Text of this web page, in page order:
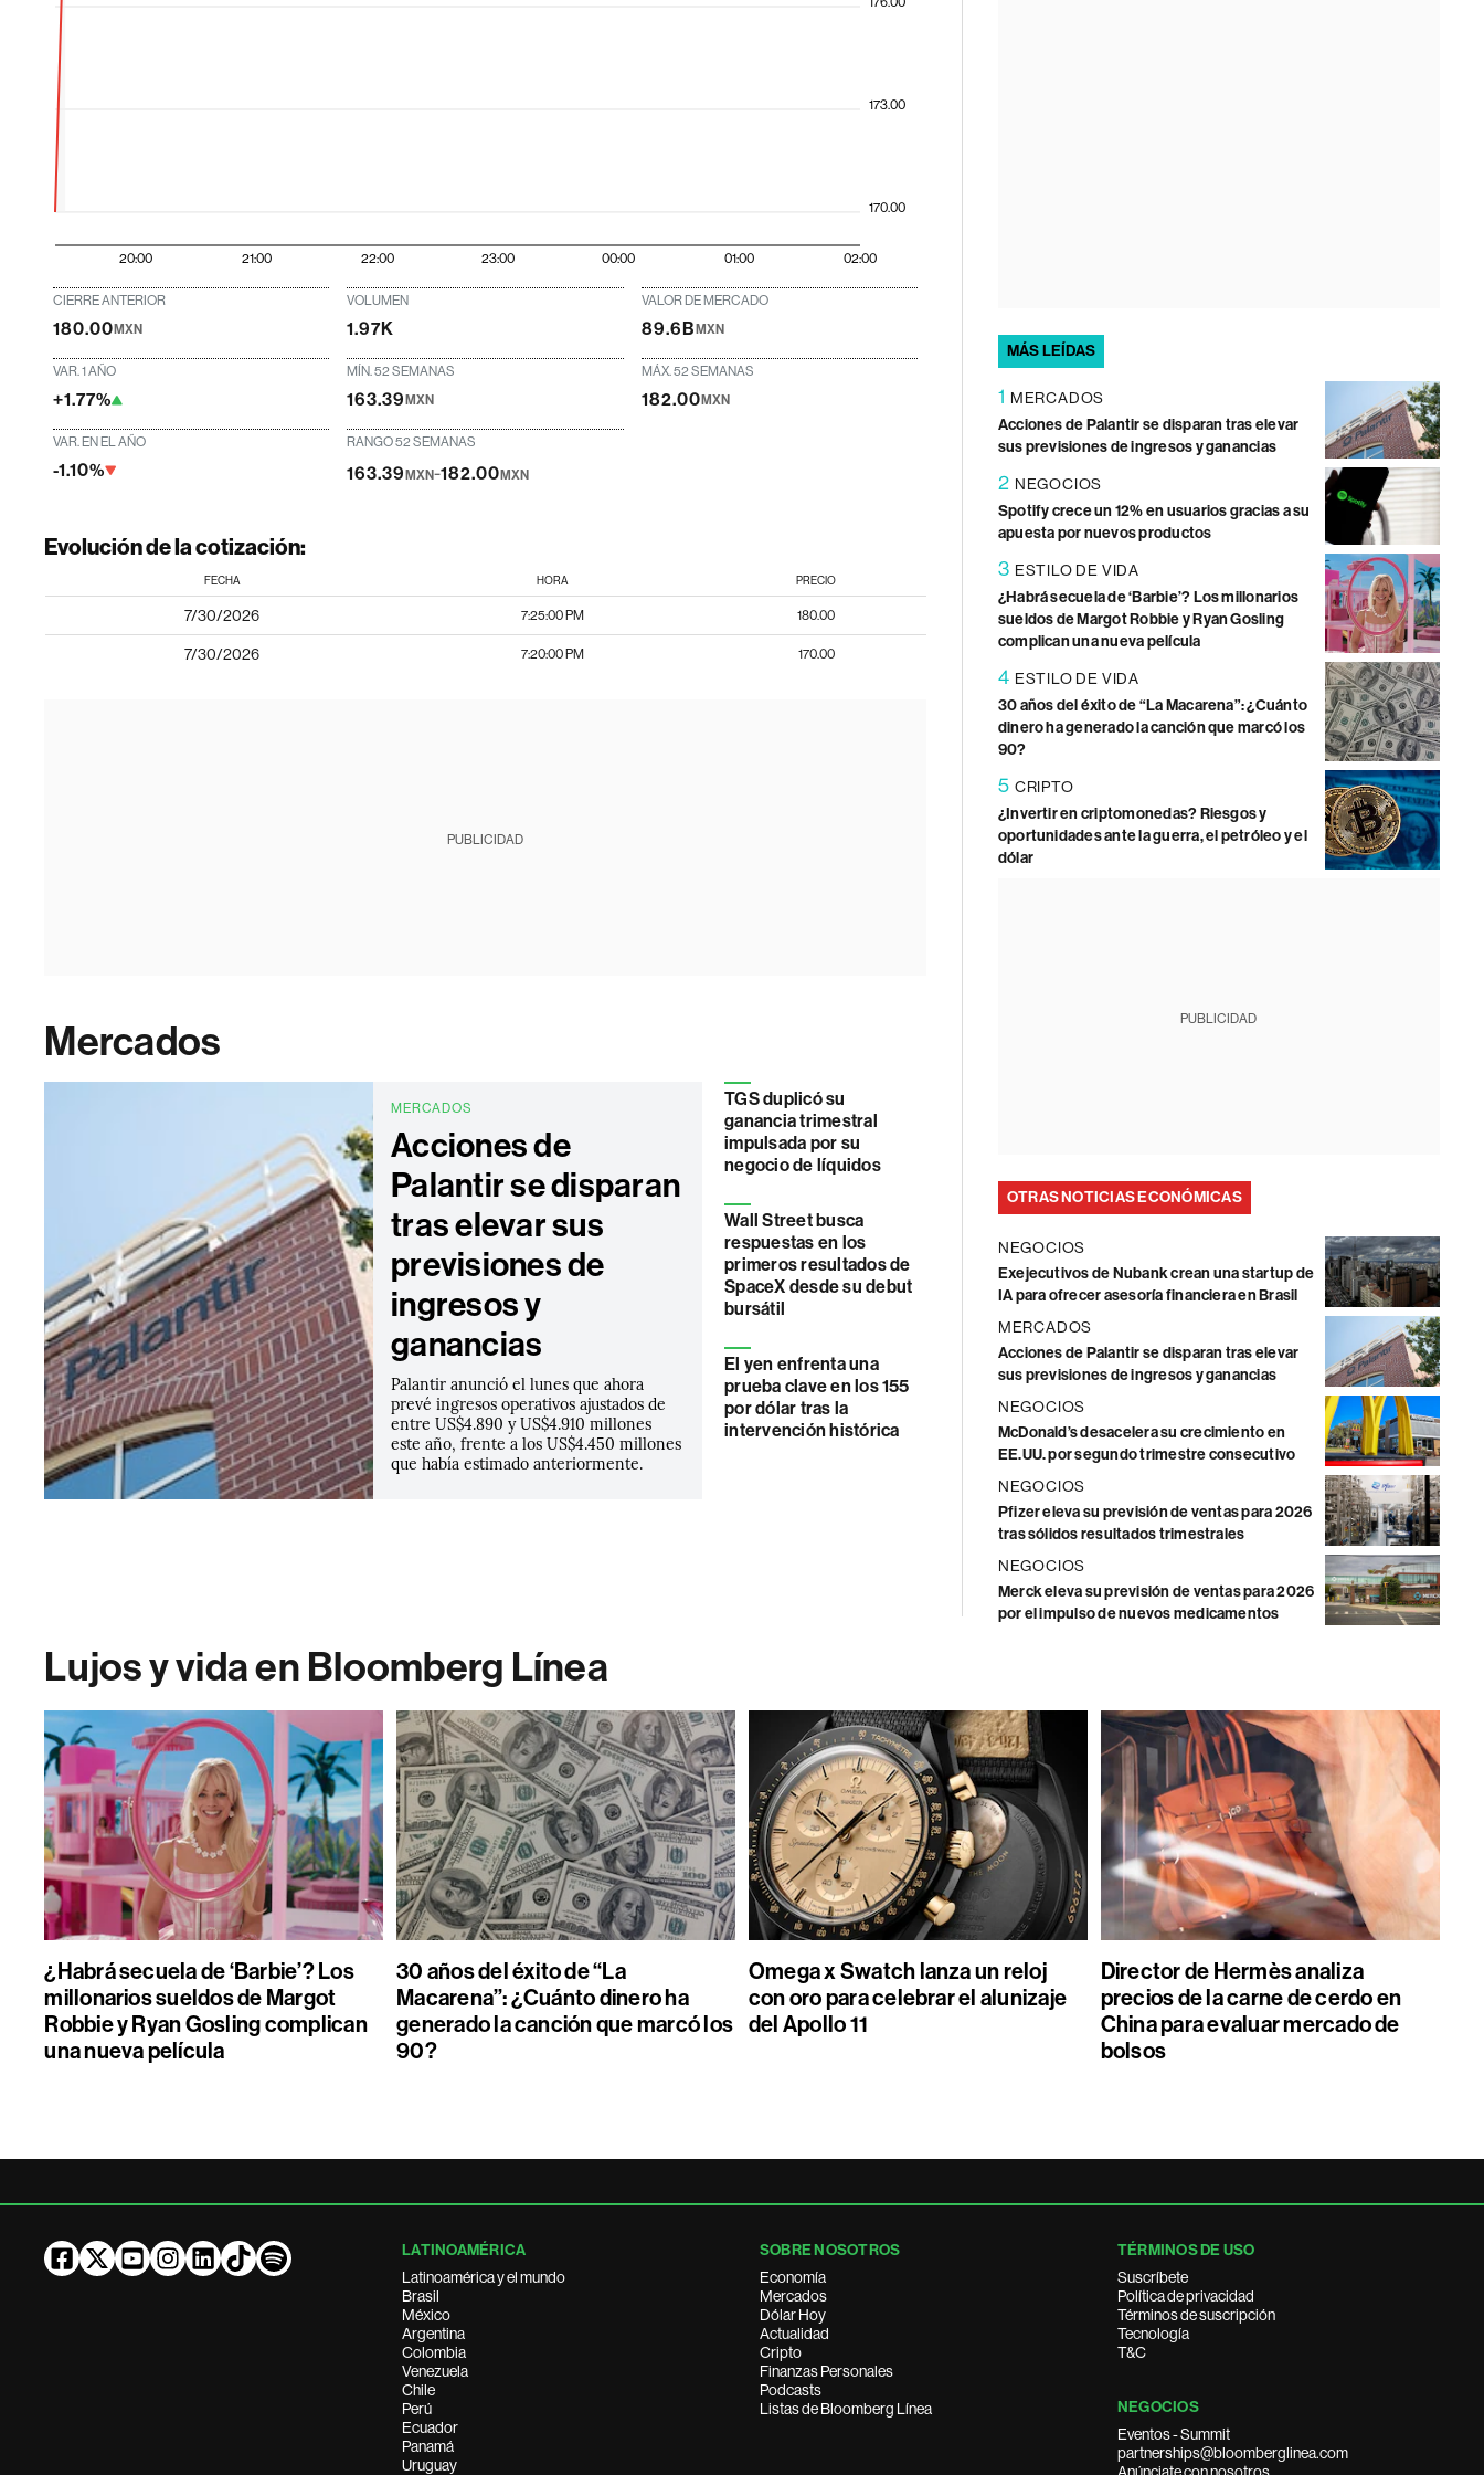
20:00 21:00 22:00 23:00 00:00 01:00 02:00
170.00
173.00
CIERRE ANTERIOR
180.00MXN
VOLUMEN
1.97K
VALOR DE MERCADO
89.6BMXN
VAR. 1 AÑO
+1.77%
MÍN. 52 SEMANAS
163.39MXN
MÁX. 52 SEMANAS
182.00MXN
VAR. EN EL AÑO
-1.10%
RANGO 52 SEMANAS
163.39MXN-182.00MXN
Evolución de la cotización:
FECHA HORA PRECIO
7/30/2026 7:25:00 PM 180.00
7/30/2026 7:20:00 PM 170.00
PUBLICIDAD
Mercados
MERCADOS
Acciones de
Palantir se disparan
tras elevar sus
previsiones de
ingresos y
ganancias
Palantir anunció el lunes que ahora
prevé ingresos operativos ajustados de
entre US$4.890 y US$4.910 millones
este año, frente a los US$4.450 millones
que había estimado anteriormente.
TGS duplicó su
ganancia trimestral
impulsada por su
negocio de líquidos
Wall Street busca
respuestas en los
primeros resultados de
SpaceX desde su debut
bursátil
El yen enfrenta una
prueba clave en los 155
por dólar tras la
intervención histórica
MÁS LEÍDAS
1 MERCADOS
Acciones de Palantir se disparan tras elevar
sus previsiones de ingresos y ganancias
2 NEGOCIOS
Spotify crece un 12% en usuarios gracias a su
apuesta por nuevos productos
3 ESTILO DE VIDA
¿Habrá secuela de ‘Barbie’? Los millonarios
sueldos de Margot Robbie y Ryan Gosling
complican una nueva película
4 ESTILO DE VIDA
30 años del éxito de “La Macarena”: ¿Cuánto
dinero ha generado la canción que marcó los
90?
5 CRIPTO
¿Invertir en criptomonedas? Riesgos y
oportunidades ante la guerra, el petróleo y el
dólar
PUBLICIDAD
OTRAS NOTICIAS ECONÓMICAS
NEGOCIOS
Exejecutivos de Nubank crean una startup de
IA para ofrecer asesoría financiera en Brasil
MERCADOS
Acciones de Palantir se disparan tras elevar
sus previsiones de ingresos y ganancias
NEGOCIOS
McDonald’s desacelera su crecimiento en
EE.UU. por segundo trimestre consecutivo
NEGOCIOS
Pfizer eleva su previsión de ventas para 2026
tras sólidos resultados trimestrales
NEGOCIOS
Merck eleva su previsión de ventas para 2026
por el impulso de nuevos medicamentos
Lujos y vida en Bloomberg Línea
¿Habrá secuela de ‘Barbie’? Los
millonarios sueldos de Margot
Robbie y Ryan Gosling complican
una nueva película
30 años del éxito de “La
Macarena”: ¿Cuánto dinero ha
generado la canción que marcó los
90?
Omega x Swatch lanza un reloj
con oro para celebrar el alunizaje
del Apollo 11
Director de Hermès analiza
precios de la carne de cerdo en
China para evaluar mercado de
bolsos
LATINOAMÉRICA
Latinoamérica y el mundo
Brasil
México
Argentina
Colombia
Venezuela
Chile
Perú
Ecuador
Panamá
Uruguay
SOBRE NOSOTROS
Economía
Mercados
Dólar Hoy
Actualidad
Cripto
Finanzas Personales
Podcasts
Listas de Bloomberg Línea
TÉRMINOS DE USO
Suscríbete
Política de privacidad
Términos de suscripción
Tecnología
T&C
NEGOCIOS
Eventos - Summit
partnerships@bloomberglinea.com